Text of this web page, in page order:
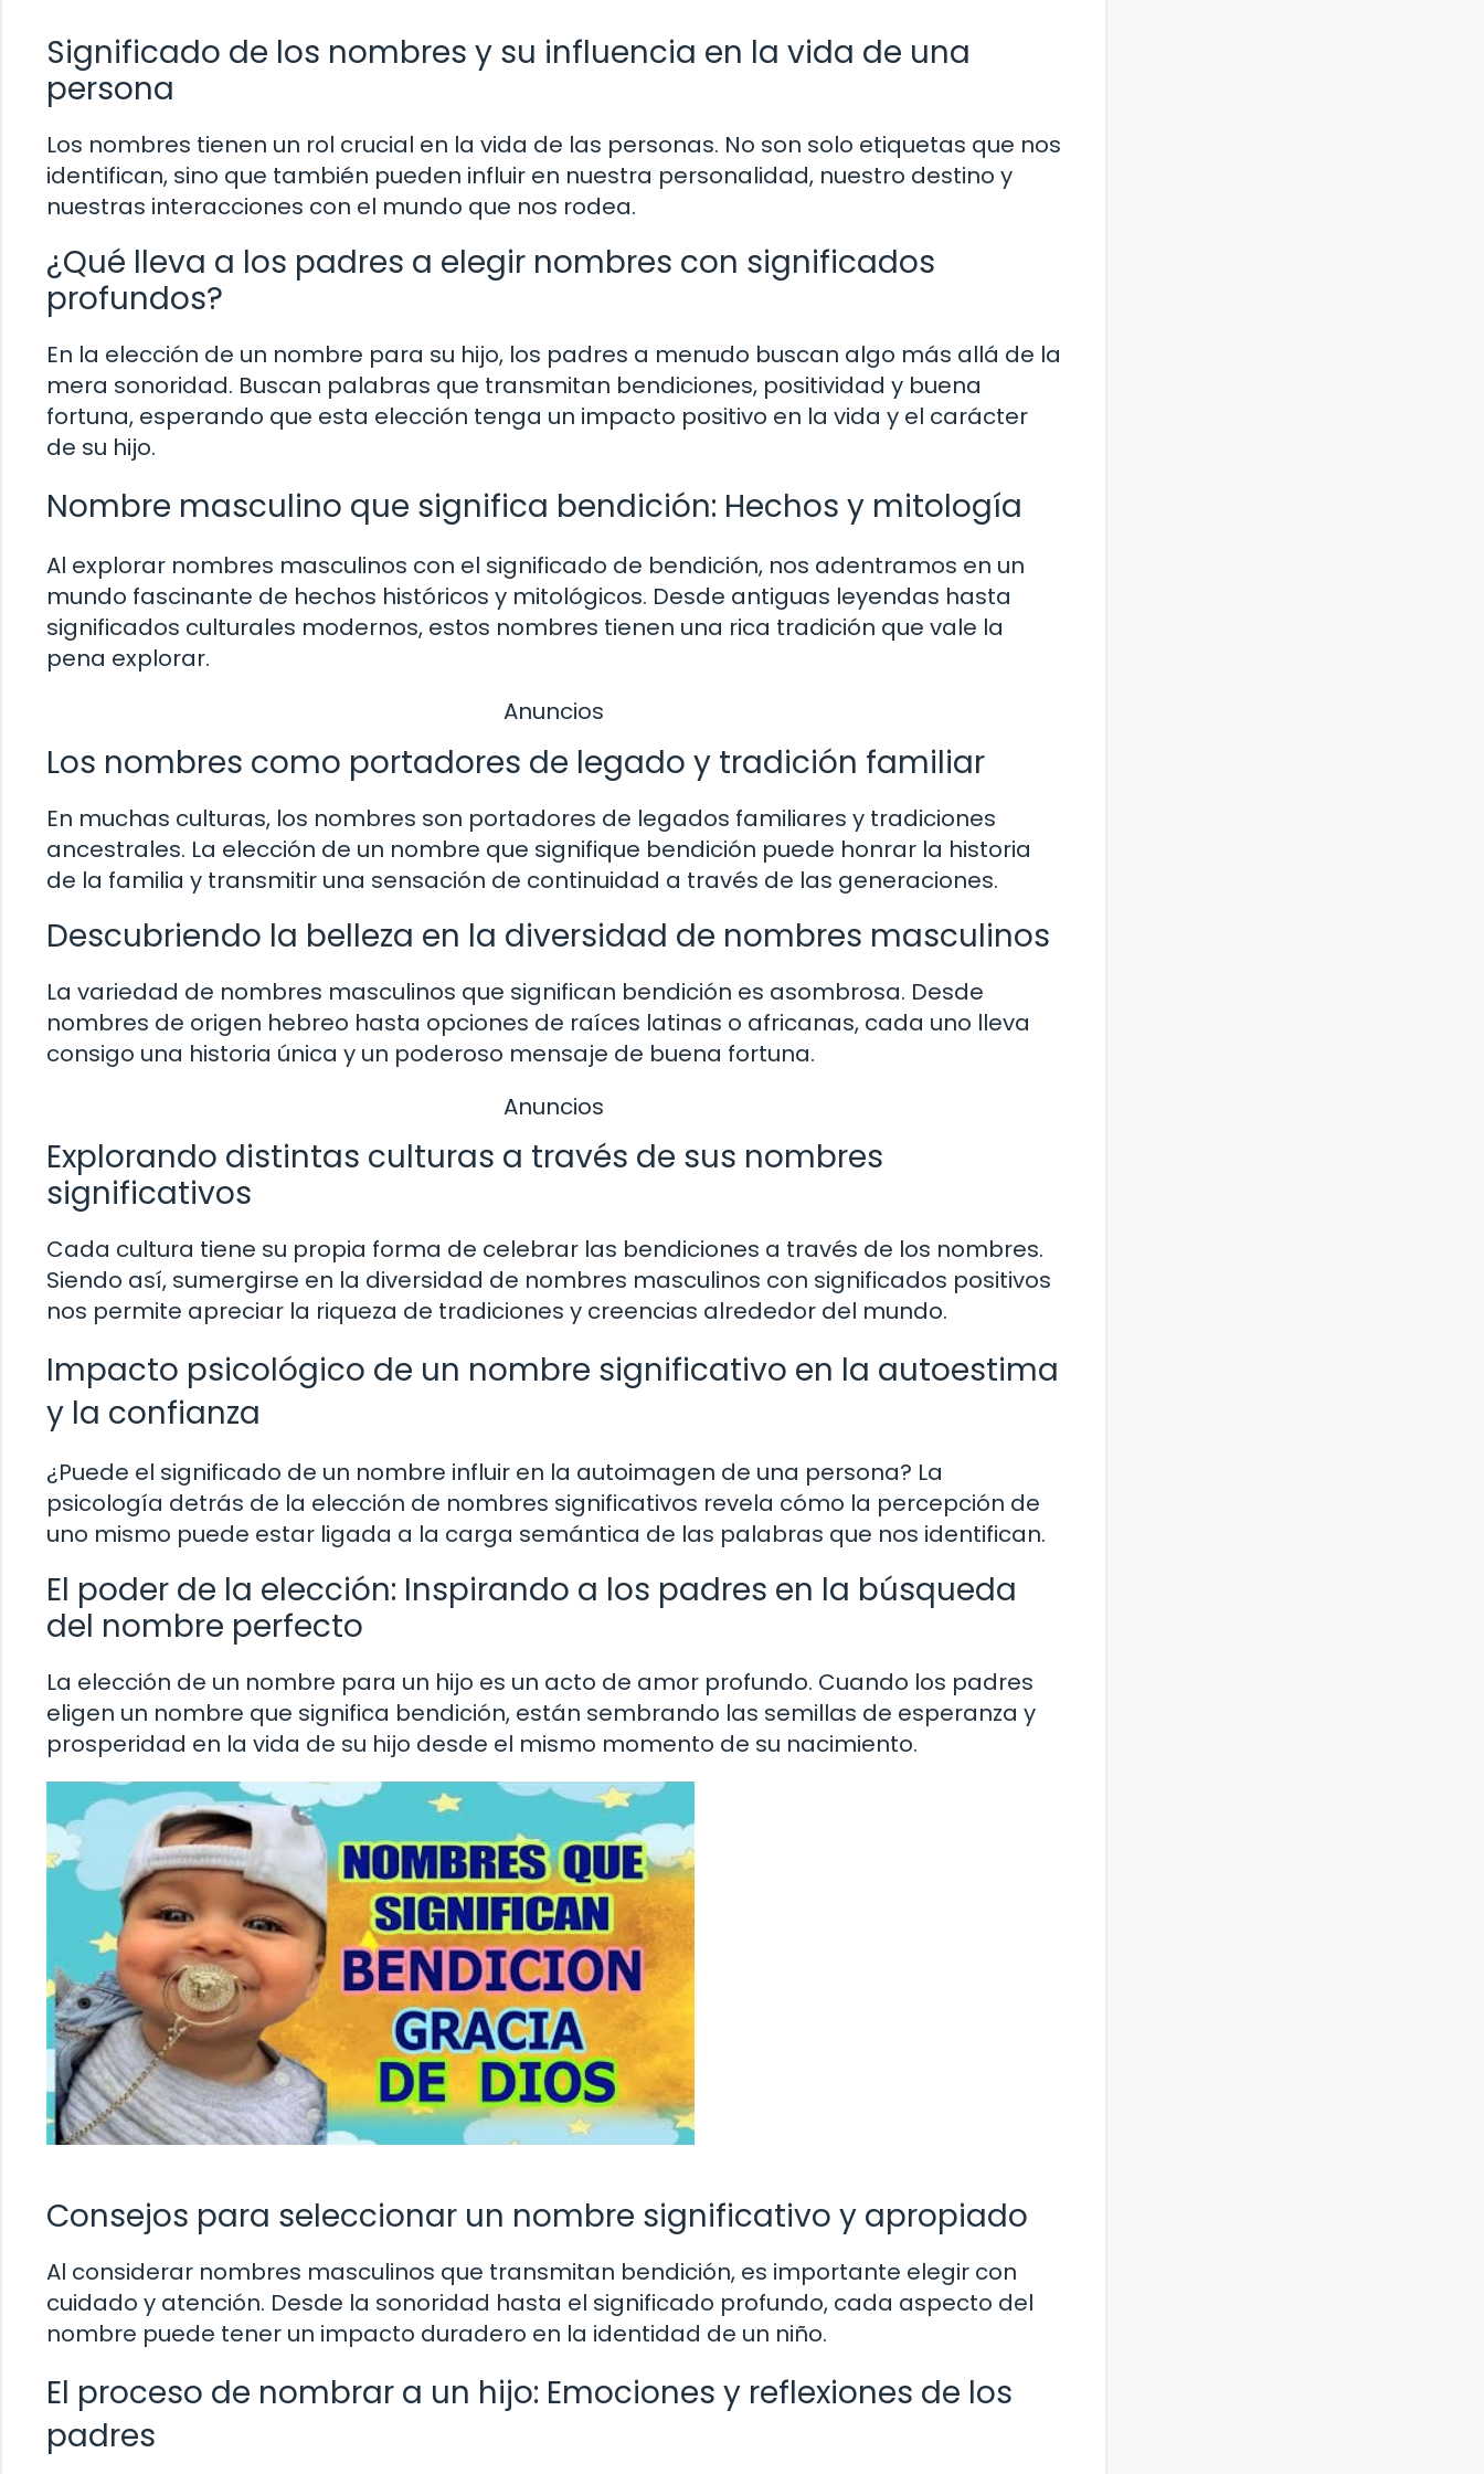
Significado de los nombres y su influencia en la vida de una
persona
Los nombres tienen un rol crucial en la vida de las personas. No son solo etiquetas que nos
identifican, sino que también pueden influir en nuestra personalidad, nuestro destino y
nuestras interacciones con el mundo que nos rodea.
¿Qué lleva a los padres a elegir nombres con significados
profundos?
En la elección de un nombre para su hijo, los padres a menudo buscan algo más allá de la
mera sonoridad. Buscan palabras que transmitan bendiciones, positividad y buena
fortuna, esperando que esta elección tenga un impacto positivo en la vida y el carácter
de su hijo.
Nombre masculino que significa bendición: Hechos y mitología
Al explorar nombres masculinos con el significado de bendición, nos adentramos en un
mundo fascinante de hechos históricos y mitológicos. Desde antiguas leyendas hasta
significados culturales modernos, estos nombres tienen una rica tradición que vale la
pena explorar.
Anuncios
Los nombres como portadores de legado y tradición familiar
En muchas culturas, los nombres son portadores de legados familiares y tradiciones
ancestrales. La elección de un nombre que signifique bendición puede honrar la historia
de la familia y transmitir una sensación de continuidad a través de las generaciones.
Descubriendo la belleza en la diversidad de nombres masculinos
La variedad de nombres masculinos que significan bendición es asombrosa. Desde
nombres de origen hebreo hasta opciones de raíces latinas o africanas, cada uno lleva
consigo una historia única y un poderoso mensaje de buena fortuna.
Anuncios
Explorando distintas culturas a través de sus nombres
significativos
Cada cultura tiene su propia forma de celebrar las bendiciones a través de los nombres.
Siendo así, sumergirse en la diversidad de nombres masculinos con significados positivos
nos permite apreciar la riqueza de tradiciones y creencias alrededor del mundo.
Impacto psicológico de un nombre significativo en la autoestima
y la confianza
¿Puede el significado de un nombre influir en la autoimagen de una persona? La
psicología detrás de la elección de nombres significativos revela cómo la percepción de
uno mismo puede estar ligada a la carga semántica de las palabras que nos identifican.
El poder de la elección: Inspirando a los padres en la búsqueda
del nombre perfecto
La elección de un nombre para un hijo es un acto de amor profundo. Cuando los padres
eligen un nombre que significa bendición, están sembrando las semillas de esperanza y
prosperidad en la vida de su hijo desde el mismo momento de su nacimiento.
Consejos para seleccionar un nombre significativo y apropiado
Al considerar nombres masculinos que transmitan bendición, es importante elegir con
cuidado y atención. Desde la sonoridad hasta el significado profundo, cada aspecto del
nombre puede tener un impacto duradero en la identidad de un niño.
El proceso de nombrar a un hijo: Emociones y reflexiones de los
padres